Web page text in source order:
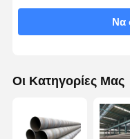
Στρογγυλοί από
Χάλκινες Λωρίδες και
Πλινθώματα
Να
Οι Κατηγορίες Μας